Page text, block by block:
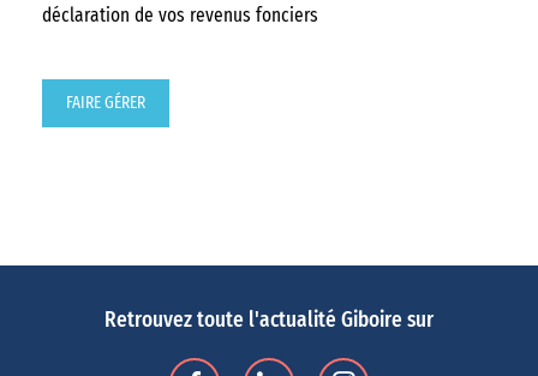
déclaration de vos revenus fonciers
FAIRE GÉRER
Retrouvez toute l'actualité Giboire sur